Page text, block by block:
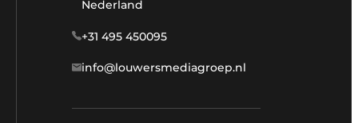
Nederland
+31 495 450095
info@louwersmediagroep.nl